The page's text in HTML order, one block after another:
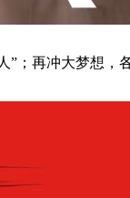
”；再冲大梦想，